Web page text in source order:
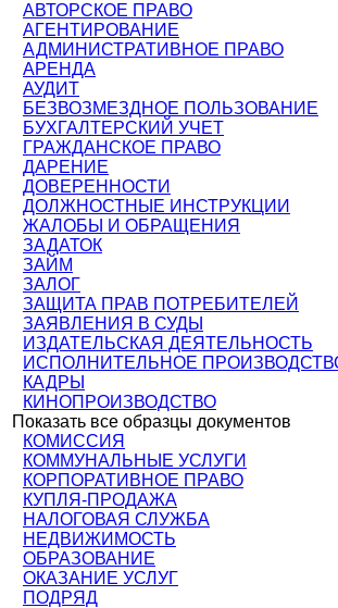
АВТОРСКОЕ ПРАВО
АГЕНТИРОВАНИЕ
АДМИНИСТРАТИВНОЕ ПРАВО
АРЕНДА
АУДИТ
БЕЗВОЗМЕЗДНОЕ ПОЛЬЗОВАНИЕ
БУХГАЛТЕРСКИЙ УЧЕТ
ГРАЖДАНСКОЕ ПРАВО
ДАРЕНИЕ
ДОВЕРЕННОСТИ
ДОЛЖНОСТНЫЕ ИНСТРУКЦИИ
ЖАЛОБЫ И ОБРАЩЕНИЯ
ЗАДАТОК
ЗАЙМ
ЗАЛОГ
ЗАЩИТА ПРАВ ПОТРЕБИТЕЛЕЙ
ЗАЯВЛЕНИЯ В СУДЫ
ИЗДАТЕЛЬСКАЯ ДЕЯТЕЛЬНОСТЬ
ИСПОЛНИТЕЛЬНОЕ
КАДРЫ
КИНОПРОИЗВОДСТВО
Показать все образцы документов
КОМИССИЯ
КОММУНАЛЬНЫЕ УСЛУГИ
КОРПОРАТИВНОЕ ПРАВО
КУПЛЯ-ПРОДАЖА
НАЛОГОВАЯ СЛУЖБА
НЕДВИЖИМОСТЬ
ОБРАЗОВАНИЕ
ОКАЗАНИЕ УСЛУГ
ПОДРЯД